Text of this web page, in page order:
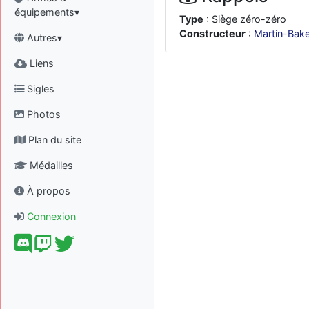
équipements▾
Autres▾
Liens
Sigles
Photos
Plan du site
Médailles
À propos
Connexion
Type : Siège zéro-zéro
Constructeur : Martin-